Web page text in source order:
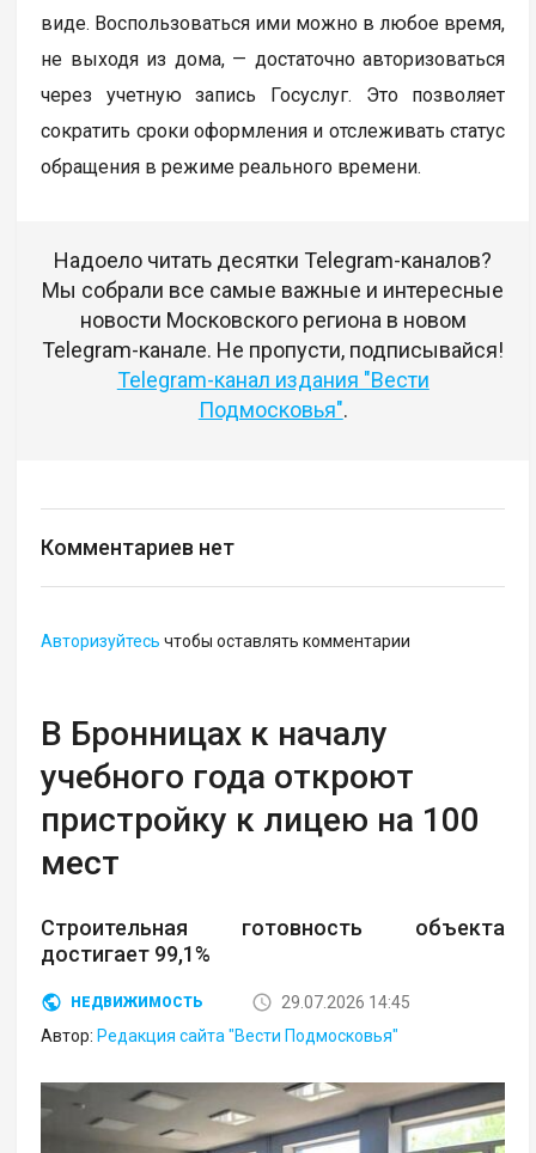
виде. Воспользоваться ими можно в любое время,
не выходя из дома, — достаточно авторизоваться
через учетную запись Госуслуг. Это позволяет
сократить сроки оформления и отслеживать статус
обращения в режиме реального времени.
Надоело читать десятки Telegram-каналов?
Мы собрали все самые важные и интересные
новости Московского региона в новом
Telegram-канале. Не пропусти, подписывайся!
Telegram-канал издания "Вести
Подмосковья".
Комментариев нет
Авторизуйтесь чтобы оставлять комментарии
В Бронницах к началу
учебного года откроют
пристройку к лицею на 100
мест
Строительная готовность объекта
достигает 99,1%
НЕДВИЖИМОСТЬ
29.07.2026 14:45
Автор: Редакция сайта "Вести Подмосковья"